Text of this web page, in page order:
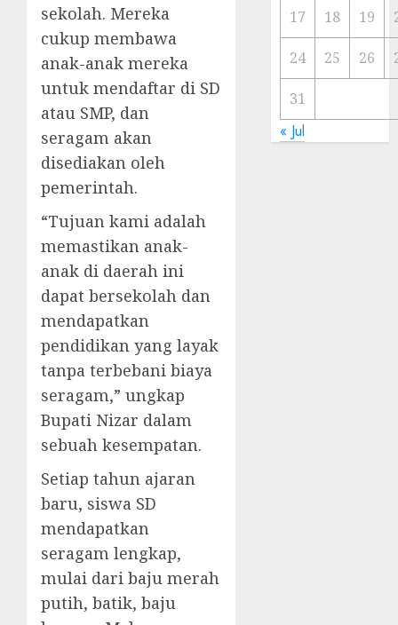
sekolah. Mereka
cukup membawa
anak-anak mereka
untuk mendaftar di SD
atau SMP, dan
seragam akan
disediakan oleh
pemerintah.
“Tujuan kami adalah
memastikan anak-
anak di daerah ini
dapat bersekolah dan
mendapatkan
pendidikan yang layak
tanpa terbebani biaya
seragam,” ungkap
Bupati Nizar dalam
sebuah kesempatan.
Setiap tahun ajaran
baru, siswa SD
mendapatkan
seragam lengkap,
mulai dari baju merah
putih, batik, baju
17 18 19
24 25 26
31
« Jul